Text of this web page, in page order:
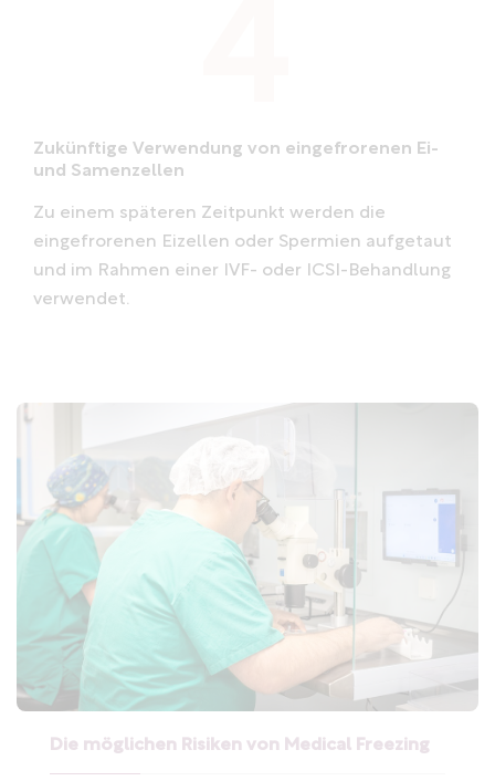
Zukünftige Verwendung von eingefrorenen Ei-
und Samenzellen
Zu einem späteren Zeitpunkt werden die
eingefrorenen Eizellen oder Spermien aufgetaut
und im Rahmen einer IVF- oder ICSI-Behandlung
verwendet.
Die möglichen Risiken von Medical Freezing